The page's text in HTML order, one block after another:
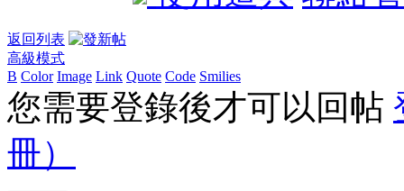
返回列表
高級模式
B Color Image Link Quote Code Smilies
您需要登錄後才可以回帖
冊）